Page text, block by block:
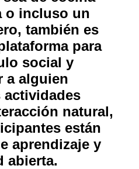
o incluso un
también es
para
social y
a alguien
actividades
natural,
están
aprendizaje y
abierta.